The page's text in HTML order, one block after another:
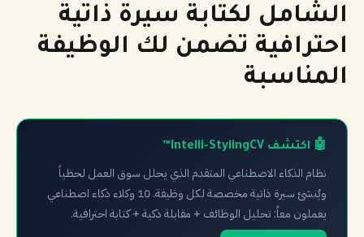
IN
الشامل لكتابة سيرة ذاتية
احترافية تضمن لك الوظيفة
المناسبة
🤖 اكتشف Intelli-StylingCV™
نظام الذكاء الاصطناعي المتقدم الذي يحلل سوق العمل لحظياً
ويُنشئ سيرة ذاتية مخصصة لكل وظيفة. 10 وكلاء ذكاء اصطناعي
يعملون معاً: تحليل الوظائف + مقابلة ذكية + كتابة احترافية.